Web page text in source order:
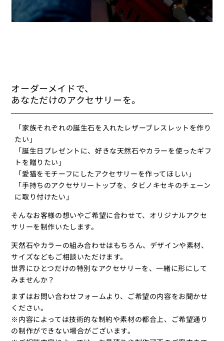
オーダーメイドで、
あなただけのアクセサリーを。
「家族それぞれの誕生石を入れたレザーブレスレットを作り
たい」
「誕生日プレゼントに、好きな天然石やカラーを使ったギフ
トを贈りたい」
「愛猫をモチーフにしたアクセサリーを作ってほしい」
「手持ちのアクセサリートップを、タビノキセキのチェーン
に取り付けたい」
そんなお客様の想いやご希望に合わせて、オリジナルアクセ
サリーを制作いたします。
天然石やカラーの組み合わせはもちろん、デザインや素材、
サイズなどもご相談いただけます。
世界にひとつだけの特別なアクセサリーを、一緒に形にして
みませんか？
まずはお問い合わせフォームより、ご希望の内容をお聞かせ
ください。
※内容によっては技術的な制約や素材の都合上、ご希望通り
の制作ができない場合がございます。